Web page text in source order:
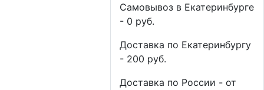
Самовывоз в Екатеринбурге
- 0 руб.
Доставка по Екатеринбургу
- 200 руб.
Доставка по России - от